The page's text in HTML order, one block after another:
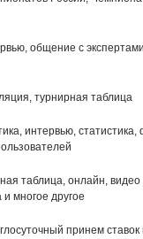
общение с
турнирная таблица
интервью,
таблица, онлайн, видео
многое другое
принем